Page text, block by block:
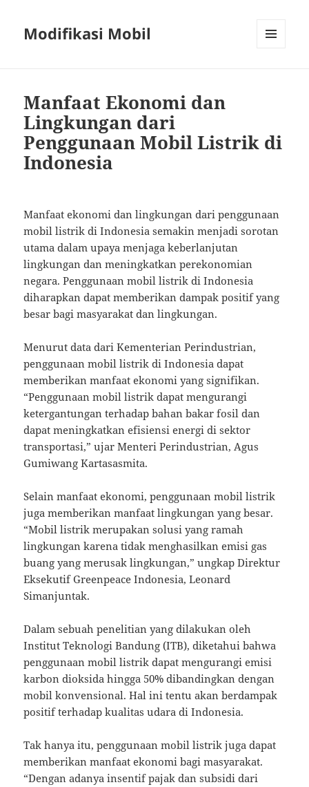
Modifikasi Mobil
Manfaat Ekonomi dan
Lingkungan dari
Penggunaan Mobil Listrik di
Indonesia
Manfaat ekonomi dan lingkungan dari penggunaan
mobil listrik di Indonesia semakin menjadi sorotan
utama dalam upaya menjaga keberlanjutan
lingkungan dan meningkatkan perekonomian
negara. Penggunaan mobil listrik di Indonesia
diharapkan dapat memberikan dampak positif yang
besar bagi masyarakat dan lingkungan.
Menurut data dari Kementerian Perindustrian,
penggunaan mobil listrik di Indonesia dapat
memberikan manfaat ekonomi yang signifikan.
“Penggunaan mobil listrik dapat mengurangi
ketergantungan terhadap bahan bakar fosil dan
dapat meningkatkan efisiensi energi di sektor
transportasi,” ujar Menteri Perindustrian, Agus
Gumiwang Kartasasmita.
Selain manfaat ekonomi, penggunaan mobil listrik
juga memberikan manfaat lingkungan yang besar.
“Mobil listrik merupakan solusi yang ramah
lingkungan karena tidak menghasilkan emisi gas
buang yang merusak lingkungan,” ungkap Direktur
Eksekutif Greenpeace Indonesia, Leonard
Simanjuntak.
Dalam sebuah penelitian yang dilakukan oleh
Institut Teknologi Bandung (ITB), diketahui bahwa
penggunaan mobil listrik dapat mengurangi emisi
karbon dioksida hingga 50% dibandingkan dengan
mobil konvensional. Hal ini tentu akan berdampak
positif terhadap kualitas udara di Indonesia.
Tak hanya itu, penggunaan mobil listrik juga dapat
memberikan manfaat ekonomi bagi masyarakat.
“Dengan adanya insentif pajak dan subsidi dari